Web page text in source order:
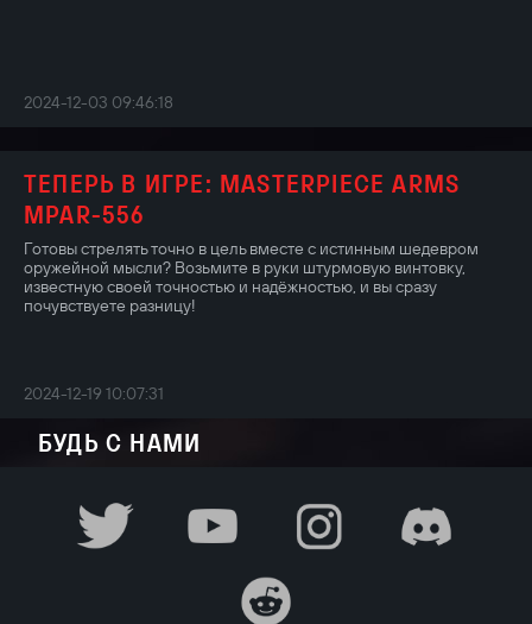
2024-12-03 09:46:18
ТЕПЕРЬ В ИГРЕ: MASTERPIECE ARMS
MPAR-556
Готовы стрелять точно в цель вместе с истинным шедевром
оружейной мысли? Возьмите в руки штурмовую винтовку,
известную своей точностью и надёжностью, и вы сразу
почувствуете разницу!
2024-12-19 10:07:31
БУДЬ С НАМИ